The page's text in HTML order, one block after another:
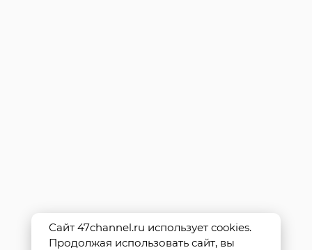
Сайт 47channel.ru использует cookies.
Продолжая использовать сайт, вы